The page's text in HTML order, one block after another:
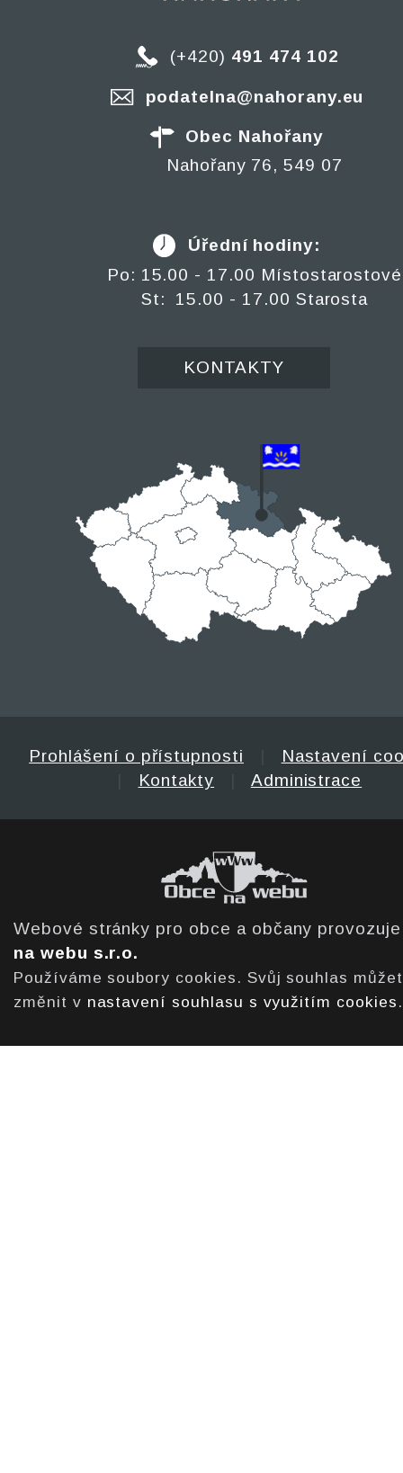
(+420) 491 474 102
podatelna@nahorany.eu
Obec Nahořany
Nahořany 76, 549 07
Úřední hodiny:
Po: 15.00 - 17.00 Místostarostové
St: 15.00 - 17.00 Starosta
KONTAKTY
Prohlášení o přístupnosti
Nastavení
Kontakty Administrace
Webové stránky pro obce a občany
na webu s.r.o.
Používáme soubory cookies. Svůj souhlas
změnit v nastavení souhlasu s využitím cookies .